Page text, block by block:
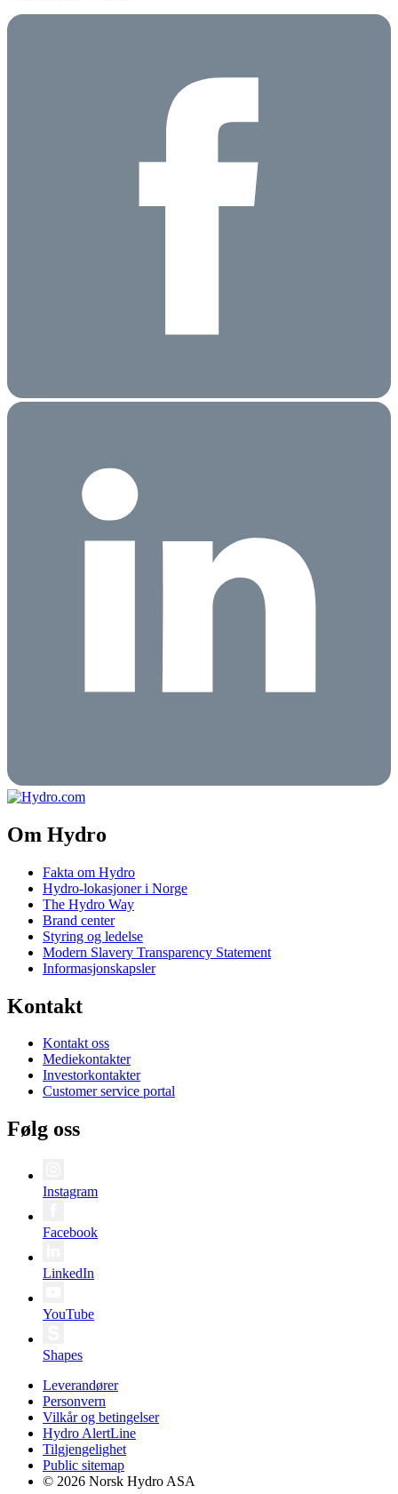
Om Hydro
Fakta om Hydro
Hydro-lokasjoner i Norge
The Hydro Way
Brand center
Styring og ledelse
Modern Slavery Transparency Statement
Informasjonskapsler
Kontakt
Kontakt oss
Mediekontakter
Investorkontakter
Customer service portal
Følg oss
Instagram
Facebook
LinkedIn
YouTube
Shapes
Leverandører
Personvern
Vilkår og betingelser
Hydro AlertLine
Tilgjengelighet
Public sitemap
© 2026 Norsk Hydro ASA